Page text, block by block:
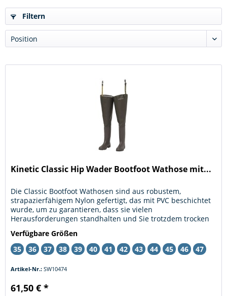
Filtern
Kinetic Classic Hip Wader Bootfoot Wathose mit...
Die Classic Bootfoot Wathosen sind aus robustem,
strapazierfähigem Nylon gefertigt, das mit PVC beschichtet
wurde, um zu garantieren, dass sie vielen
Herausforderungen standhalten und Sie trotzdem trocken
Verfügbare Größen
35
36 37 38 39 40 41 42 43 44 45 46 47
Artikel-Nr.: SW10474
61,50 € *